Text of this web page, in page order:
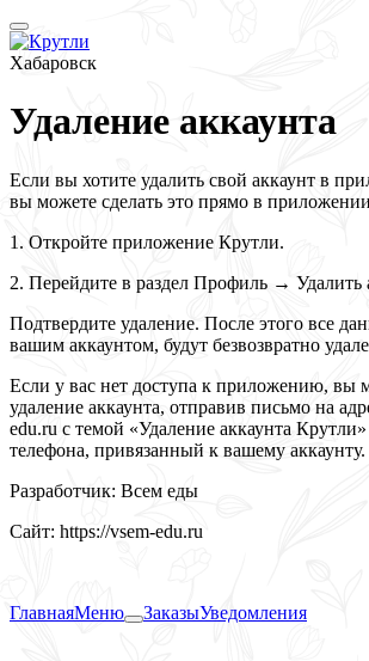
Хабаровск
Удаление аккаунта
Если вы хотите удалить свой аккаунт в
вы можете сделать это прямо в
1. Откройте приложение Крутли.
2. Перейдите в раздел Профиль → Удалить
Подтвердите удаление. После этого все
вашим аккаунтом, будут безвозвратно
Если у вас нет доступа к приложению, вы
удаление аккаунта, отправив письмо на
edu.ru с темой «Удаление аккаунта
телефона, привязанный к вашему аккаунту.
Разработчик: Всем еды
Сайт: https://vsem-edu.ru
ГлавнаяМеню ЗаказыУведомления